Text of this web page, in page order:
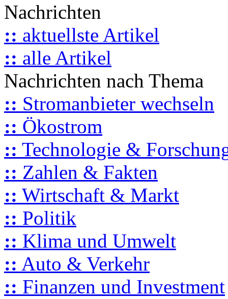
Nachrichten
:: aktuellste Artikel
:: alle Artikel
Nachrichten nach Thema
:: Stromanbieter wechseln
:: Ökostrom
:: Technologie &
:: Zahlen & Fakten
:: Wirtschaft & Markt
:: Politik
:: Klima und Umwelt
:: Auto & Verkehr
:: Finanzen und Investment